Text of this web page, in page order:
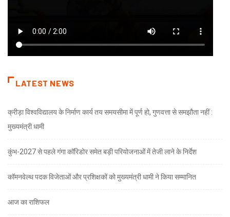
LATEST NEWS
क्रीड़ा विश्वविद्यालय के निर्माण कार्य तय समयसीमा में पूर्ण हो, गुणवत्ता से समझौता नहीं :
मुख्यमंत्री धामी
कुंभ-2027 से पहले गंगा कॉरिडोर समेत बड़ी परियोजनाओं में तेजी लाने के निर्देश
कॉमनवेल्थ पदक विजेताओं और प्रशिक्षकों को मुख्यमंत्री धामी ने किया सम्मानित
आज का राशिफल